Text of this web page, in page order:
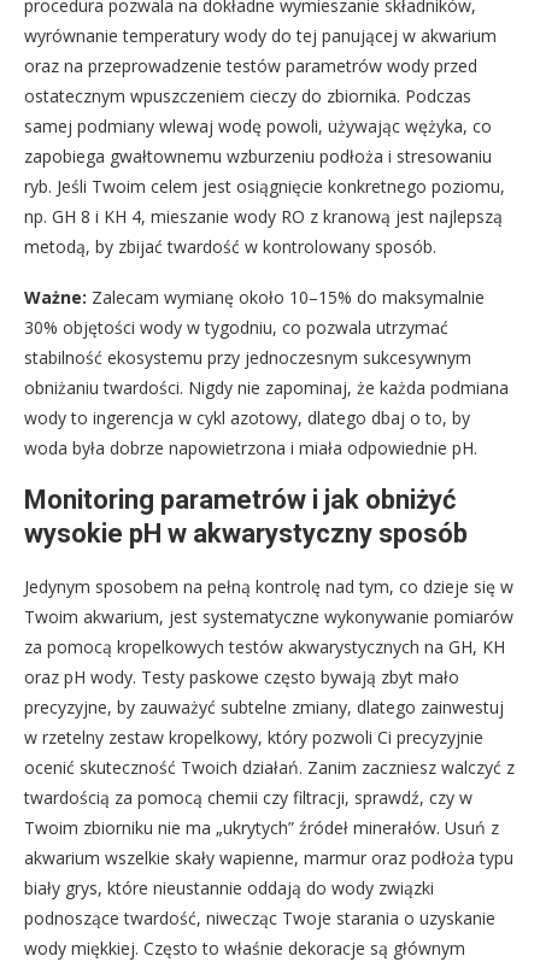
procedura pozwala na dokładne wymieszanie składników,
wyrównanie temperatury wody do tej panującej w akwarium
oraz na przeprowadzenie testów parametrów wody przed
ostatecznym wpuszczeniem cieczy do zbiornika. Podczas
samej podmiany wlewaj wodę powoli, używając wężyka, co
zapobiega gwałtownemu wzburzeniu podłoża i stresowaniu
ryb. Jeśli Twoim celem jest osiągnięcie konkretnego poziomu,
np. GH 8 i KH 4, mieszanie wody RO z kranową jest najlepszą
metodą, by zbijać twardość w kontrolowany sposób.
Ważne: Zalecam wymianę około 10–15% do maksymalnie
30% objętości wody w tygodniu, co pozwala utrzymać
stabilność ekosystemu przy jednoczesnym sukcesywnym
obniżaniu twardości. Nigdy nie zapominaj, że każda podmiana
wody to ingerencja w cykl azotowy, dlatego dbaj o to, by
woda była dobrze napowietrzona i miała odpowiednie pH.
Monitoring parametrów i jak obniżyć
wysokie pH w akwarystyczny sposób
Jedynym sposobem na pełną kontrolę nad tym, co dzieje się w
Twoim akwarium, jest systematyczne wykonywanie pomiarów
za pomocą kropelkowych testów akwarystycznych na GH, KH
oraz pH wody. Testy paskowe często bywają zbyt mało
precyzyjne, by zauważyć subtelne zmiany, dlatego zainwestuj
w rzetelny zestaw kropelkowy, który pozwoli Ci precyzyjnie
ocenić skuteczność Twoich działań. Zanim zaczniesz walczyć z
twardością za pomocą chemii czy filtracji, sprawdź, czy w
Twoim zbiorniku nie ma „ukrytych” źródeł minerałów. Usuń z
akwarium wszelkie skały wapienne, marmur oraz podłoża typu
biały grys, które nieustannie oddają do wody związki
podnoszące twardość, niwecząc Twoje starania o uzyskanie
wody miękkiej. Często to właśnie dekoracje są głównym